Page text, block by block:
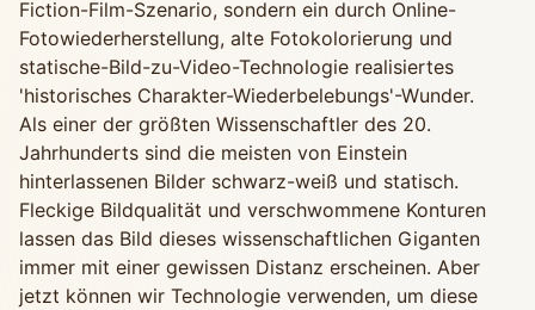
Fiction-Film-Szenario, sondern ein durch Online-
Fotowiederherstellung, alte Fotokolorierung und
statische-Bild-zu-Video-Technologie realisiertes
'historisches Charakter-Wiederbelebungs'-Wunder.
Als einer der größten Wissenschaftler des 20.
Jahrhunderts sind die meisten von Einstein
hinterlassenen Bilder schwarz-weiß und statisch.
Fleckige Bildqualität und verschwommene Konturen
lassen das Bild dieses wissenschaftlichen Giganten
immer mit einer gewissen Distanz erscheinen. Aber
jetzt können wir Technologie verwenden, um diese